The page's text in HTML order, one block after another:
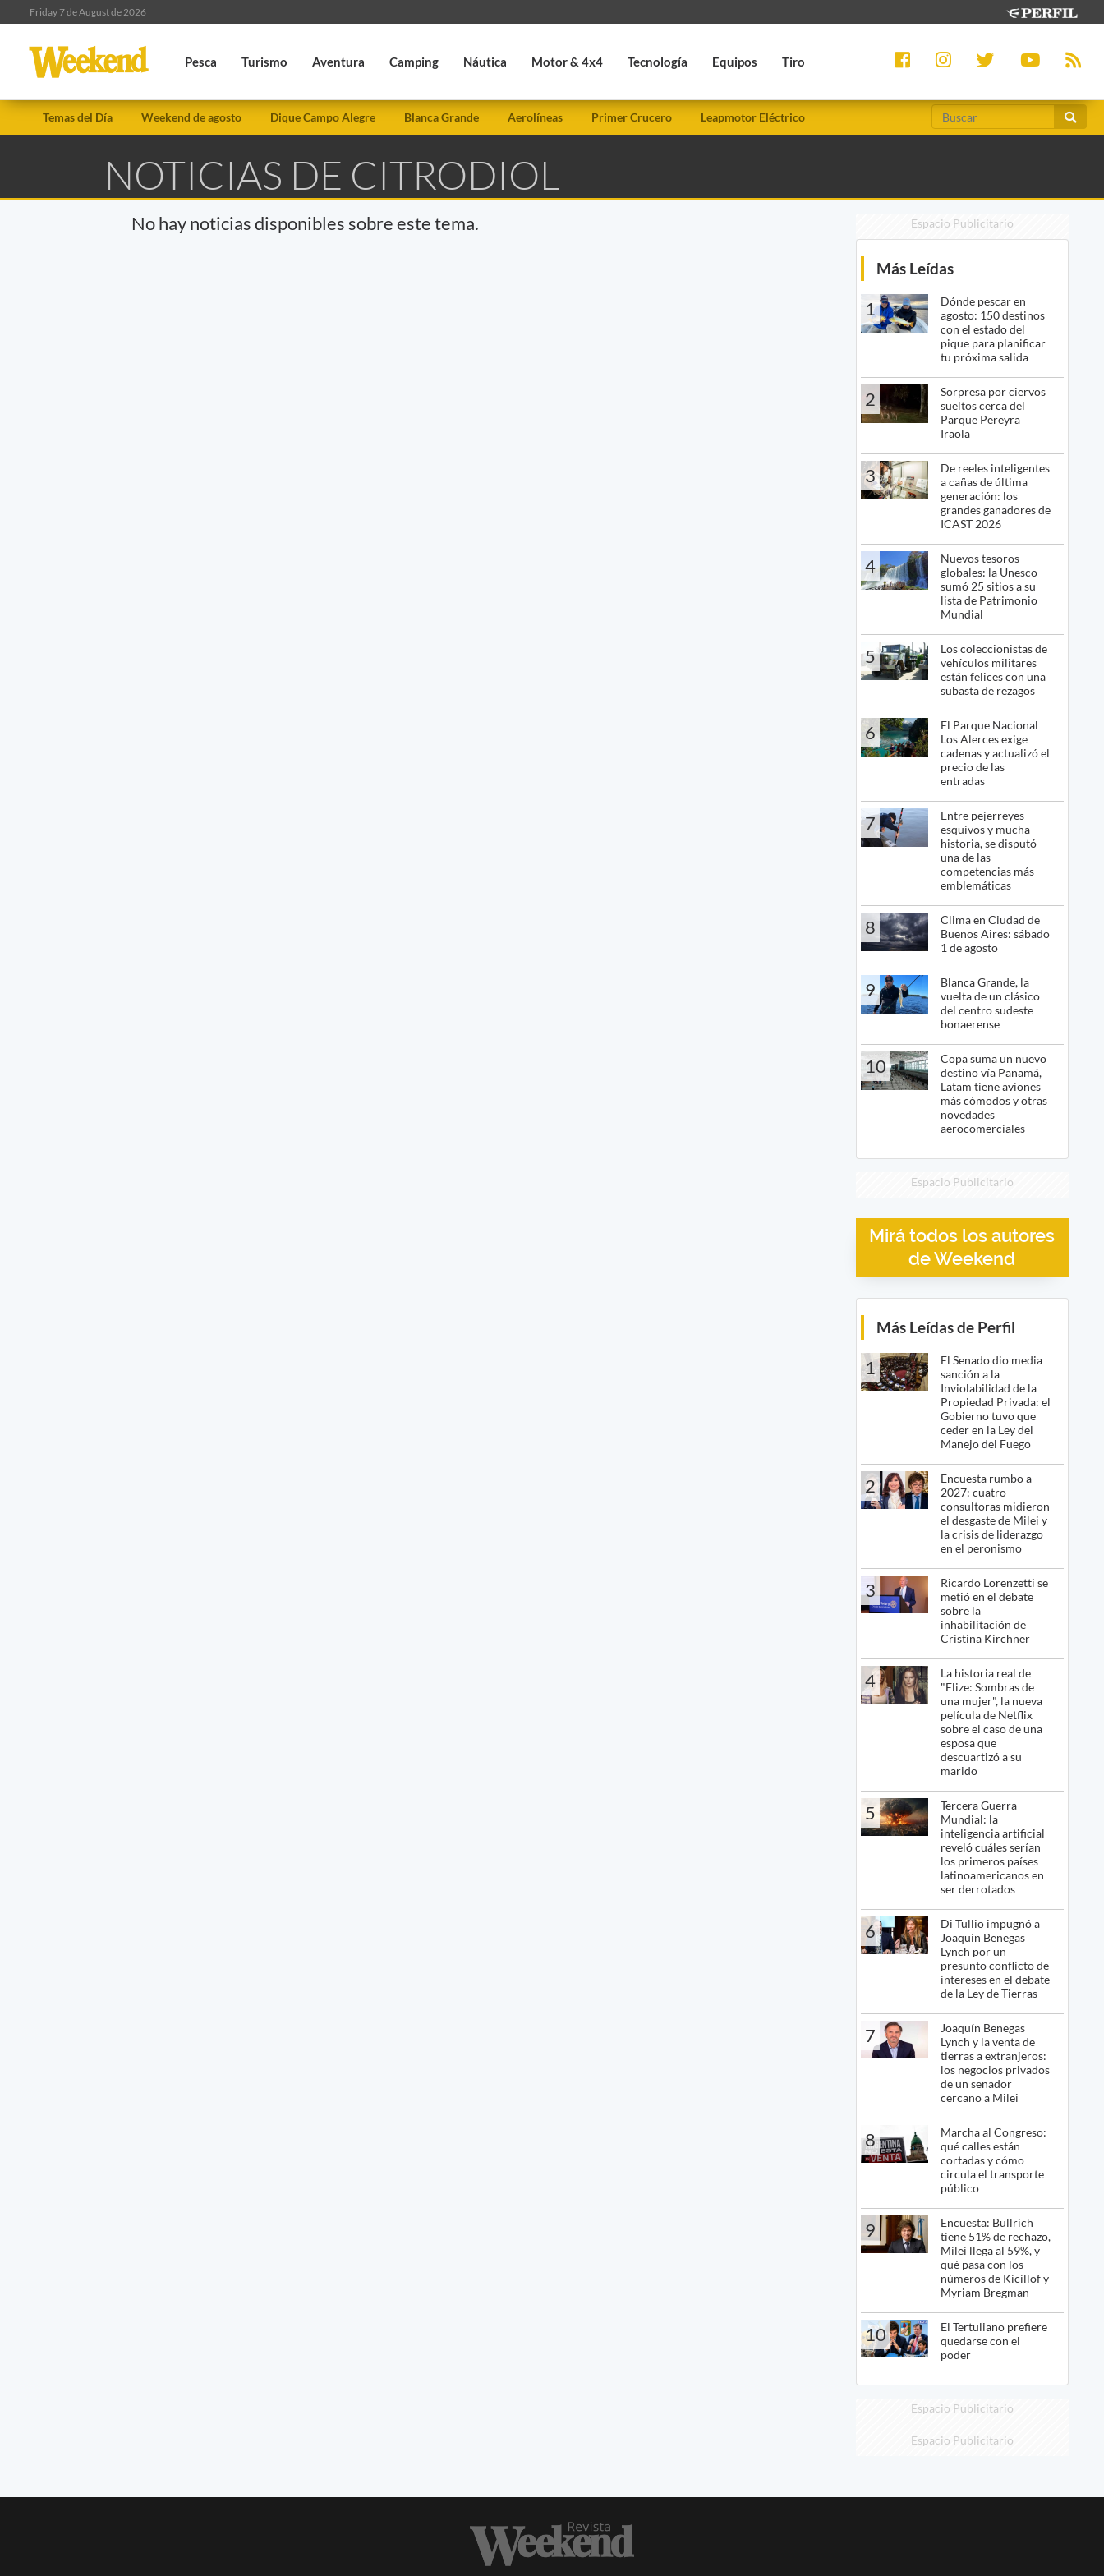
Friday 7 de August de 2026
Pesca Turismo Aventura Camping Náutica Motor & 4x4 Tecnología Equipos Tiro
Temas del Día Weekend de agosto Dique Campo Alegre Blanca Grande Aerolíneas Primer Crucero Leapmotor Eléctrico
NOTICIAS DE CITRODIOL
No hay noticias disponibles sobre este tema. Espacio Publicitario
Más Leídas
1
Dónde pescar en
agosto: 150 destinos
con el estado del
pique para planificar
tu próxima salida
2
Sorpresa por ciervos
sueltos cerca del
Parque Pereyra
Iraola
3
De reeles inteligentes
a cañas de última
generación: los
grandes ganadores de
ICAST 2026
4
Nuevos tesoros
globales: la Unesco
sumó 25 sitios a su
lista de Patrimonio
Mundial
5
Los coleccionistas de
vehículos militares
están felices con una
subasta de rezagos
6
El Parque Nacional
Los Alerces exige
cadenas y actualizó el
precio de las
entradas
7
Entre pejerreyes
esquivos y mucha
historia, se disputó
una de las
competencias más
emblemáticas
8
Clima en Ciudad de
Buenos Aires: sábado
1 de agosto
9
Blanca Grande, la
vuelta de un clásico
del centro sudeste
bonaerense
10
Copa suma un nuevo
destino vía Panamá,
Latam tiene aviones
más cómodos y otras
novedades
aerocomerciales
Espacio Publicitario
Mirá todos los autores
de Weekend
Más Leídas de Perfil
1
El Senado dio media
sanción a la
Inviolabilidad de la
Propiedad Privada: el
Gobierno tuvo que
ceder en la Ley del
Manejo del Fuego
2
Encuesta rumbo a
2027: cuatro
consultoras midieron
el desgaste de Milei y
la crisis de liderazgo
en el peronismo
3
Ricardo Lorenzetti se
metió en el debate
sobre la
inhabilitación de
Cristina Kirchner
4
La historia real de
"Elize: Sombras de
una mujer", la nueva
película de Netflix
sobre el caso de una
esposa que
descuartizó a su
marido
5
Tercera Guerra
Mundial: la
inteligencia artificial
reveló cuáles serían
los primeros países
latinoamericanos en
ser derrotados
6
Di Tullio impugnó a
Joaquín Benegas
Lynch por un
presunto conflicto de
intereses en el debate
de la Ley de Tierras
7
Joaquín Benegas
Lynch y la venta de
tierras a extranjeros:
los negocios privados
de un senador
cercano a Milei
8
Marcha al Congreso:
qué calles están
cortadas y cómo
circula el transporte
público
9
Encuesta: Bullrich
tiene 51% de rechazo,
Milei llega al 59%, y
qué pasa con los
números de Kicillof y
Myriam Bregman
10
El Tertuliano prefiere
quedarse con el
poder
Espacio Publicitario
Espacio Publicitario